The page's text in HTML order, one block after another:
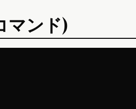
マンド)